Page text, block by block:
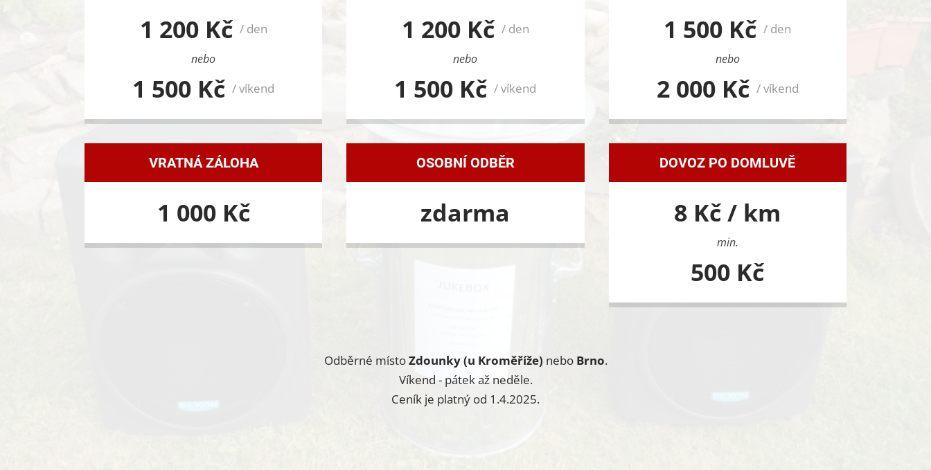
1 200 Kč / den
nebo
1 500 Kč / víkend
1 200 Kč / den
nebo
1 500 Kč / víkend
1 500 Kč / den
nebo
2 000 Kč / víkend
VRATNÁ ZÁLOHA
1 000 Kč
OSOBNÍ ODBĚR
zdarma
DOVOZ PO DOMLUVĚ
8 Kč / km
min.
500 Kč
Odběrné místoZdounky (u Kroměříže) nebo Brno.
Víkend - pátek až neděle.
Ceník je platný od 1.4.2025.